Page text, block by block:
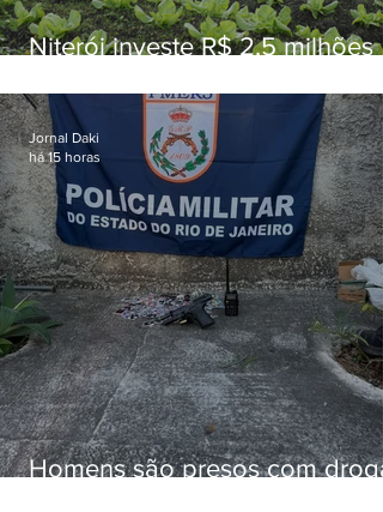
Niterói investe R$ 2,5 milhões
familiar para merenda escolar
Homens são presos com
Jornal Daki
há 15 horas